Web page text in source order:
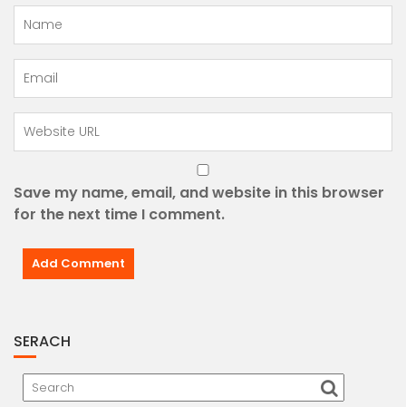
Save my name, email, and website in this browser
for the next time I comment.
SERACH